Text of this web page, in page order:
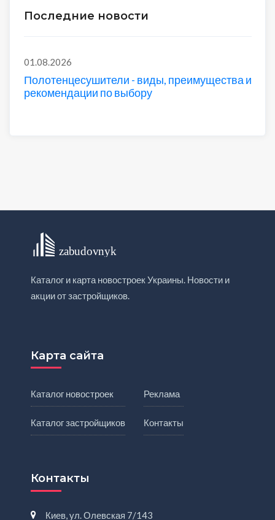
Последние новости
01.08.2026
Полотенцесушители - виды, преимущества и
рекомендации по выбору
Каталог и карта новостроек Украины. Новости и
акции от застройщиков.
Карта сайта
Каталог новостроек
Каталог застройщиков
Реклама
Контакты
Контакты
Киев, ул. Олевская 7/143